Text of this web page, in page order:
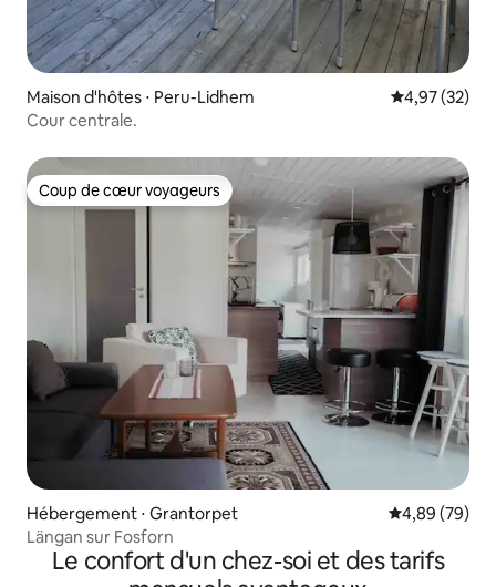
Maison d'hôtes ⋅ Peru-Lidhem Évaluation
4,97 (32)
Cour centrale.
Coup de cœur voyageurs
Coup de cœur voyageurs
Hébergement ⋅ Grantorpet Évaluation
4,89 (79)
Längan sur Fosforn
Le confort d'un chez-soi et des tarifs